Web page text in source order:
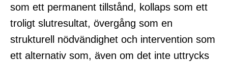
som ett permanent tillstånd, kollaps som ett
troligt slutresultat, övergång som en
strukturell nödvändighet och intervention som
ett alternativ som, även om det inte uttrycks